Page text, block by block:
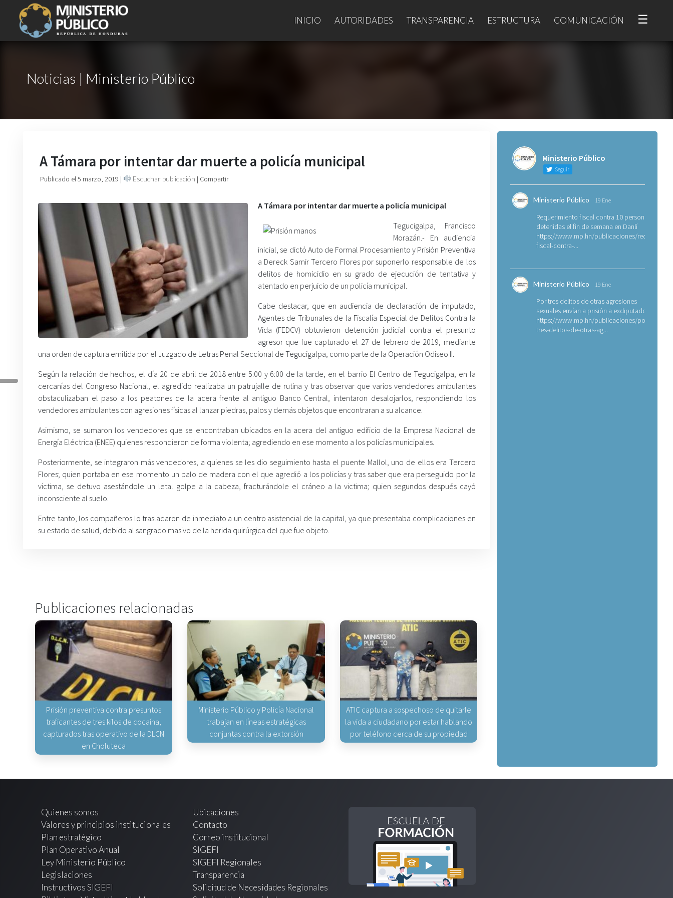
INICIO AUTORIDADES TRANSPARENCIA ESTRUCTURA COMUNICACIÓN ☰
Noticias | Ministerio Público
A Támara por intentar dar muerte a policía municipal
Publicado el 5 marzo, 2019 | Escuchar publicación | Compartir
A Támara por intentar dar muerte a policía municipal
Tegucigalpa, Francisco
Morazán.- En audiencia
inicial, se dictó Auto de Formal Procesamiento y Prisión Preventiva
a Dereck Samir Tercero Flores por suponerlo responsable de los
delitos de homicidio en su grado de ejecución de tentativa y
atentado en perjuicio de un policía municipal.
Cabe destacar, que en audiencia de declaración de imputado,
Agentes de Tribunales de la Fiscalía Especial de Delitos Contra la
Vida (FEDCV) obtuvieron detención judicial contra el presunto
agresor que fue capturado el 27 de febrero de 2019, mediante
una orden de captura emitida por el Juzgado de Letras Penal Seccional de Tegucigalpa, como parte de la Operación Odiseo II.
Según la relación de hechos, el día 20 de abril de 2018 entre 5:00 y 6:00 de la tarde, en el barrio El Centro de Tegucigalpa, en la
cercanías del Congreso Nacional, el agredido realizaba un patrujalle de rutina y tras observar que varios vendedores ambulantes
obstaculizaban el paso a los peatones de la acera frente al antiguo Banco Central, intentaron desalojarlos, respondiendo los
vendedores ambulantes con agresiones físicas al lanzar piedras, palos y demás objetos que encontraran a su alcance.
Asimismo, se sumaron los vendedores que se encontraban ubicados en la acera del antiguo edificio de la Empresa Nacional de
Energía Eléctrica (ENEE) quienes respondieron de forma violenta; agrediendo en ese momento a los policías municipales.
Posteriormente, se integraron más vendedores, a quienes se les dio seguimiento hasta el puente Mallol, uno de ellos era Tercero
Flores; quien portaba en ese momento un palo de madera con el que agredió a los policías y tras saber que era perseguido por la
víctima, se detuvo asestándole un letal golpe a la cabeza, fracturándole el cráneo a la victima; quien segundos después cayó
inconsciente al suelo.
Entre tanto, los compañeros lo trasladaron de inmediato a un centro asistencial de la capital, ya que presentaba complicaciones en
su estado de salud, debido al sangrado masivo de la herida quirúrgica del que fue objeto.
Publicaciones relacionadas
Prisión preventiva contra presuntos
traficantes de tres kilos de cocaína,
capturados tras operativo de la DLCN
en Choluteca
Ministerio Público y Policía Nacional
trabajan en líneas estratégicas
conjuntas contra la extorsión
ATIC captura a sospechoso de quitarle
la vida a ciudadano por estar hablando
por teléfono cerca de su propiedad
Ministerio Público
Seguir
Ministerio Público 19 Ene
Requerimiento fiscal contra 10 personas
detenidas el fin de semana en Danlí
https://www.mp.hn/publicaciones/
fiscal-contra-...
Ministerio Público 19 Ene
Por tres delitos de otras agresiones
sexuales envían a prisión a exdiputado
https://www.mp.hn/publicaciones/por-
tres-delitos-de-otras-ag...
Quienes somos
Valores y principios institucionales
Plan estratégico
Plan Operativo Anual
Ley Ministerio Público
Legislaciones
Instructivos SIGEFI
Ubicaciones
Contacto
Correo institucional
SIGEFI
SIGEFI Regionales
Transparencia
Solicitud de Necesidades Regionales